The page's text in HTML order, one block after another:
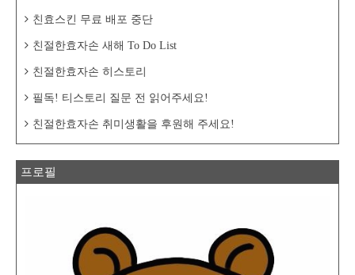
친효스킨 무료 배포 중단
친절한효자손 새해 To Do List
친절한효자손 히스토리
필독! 티스토리 질문 전 읽어주세요!
친절한효자손 취미생활을 후원해 주세요!
프로필